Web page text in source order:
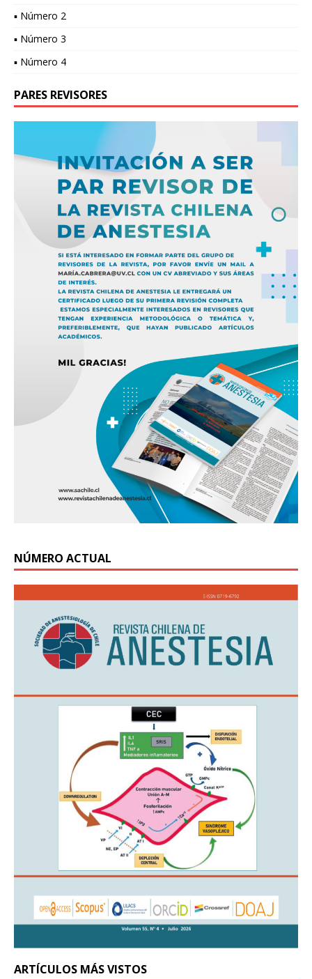
▪ Número 2
▪ Número 3
▪ Número 4
PARES REVISORES
NÚMERO ACTUAL
ARTÍCULOS MÁS VISTOS